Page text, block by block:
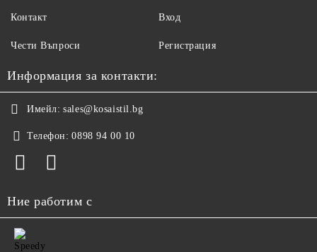
Контакт
Чести Въпроси
Вход
Регистрация
Информация за контакти:
Имейл: sales@kosaistil.bg
Телефон: 0898 94 00 10
Ние работим с